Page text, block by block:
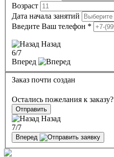
Возраст
Дата начала занятий
Введите Ваш телефон *
Назад
6/7
Вперед
Заказ почти создан
Остались пожелания к заказу?
Отправить
Назад
7/7
Вперед